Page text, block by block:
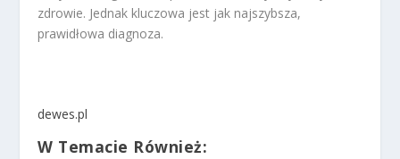
zdrowie. Jednak kluczowa jest jak najszybsza,
prawidłowa diagnoza.
dewes.pl
W Temacie Również: